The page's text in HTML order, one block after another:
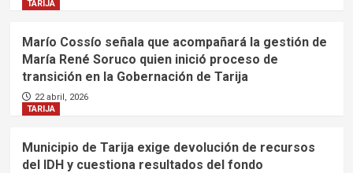
TARIJA
Marío Cossío señala que acompañará la gestión de
María René Soruco quien inició proceso de
transición en la Gobernación de Tarija
22 abril, 2026
TARIJA
Municipio de Tarija exige devolución de recursos
del IDH y cuestiona resultados del fondo